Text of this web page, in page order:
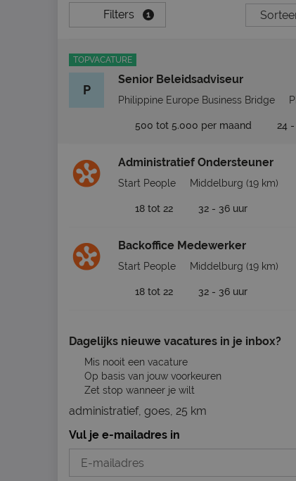
Filters 1
TOPVACATURE
P
Senior Beleidsadviseur
Philippine Europe Business Bridge
500 tot 5.000 per maand 24
Administratief Ondersteuner
Start People Middelburg (19 km)
18 tot 22 32 - 36 uur
Backoffice Medewerker
Start People Middelburg (19 km)
18 tot 22 32 - 36 uur
Dagelijks nieuwe vacatures in je inbox?
Mis nooit een vacature
Op basis van jouw voorkeuren
Zet stop wanneer je wilt
administratief, goes, 25 km
Vul je e-mailadres in